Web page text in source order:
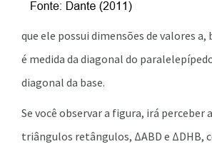
que ele possui dimensões de valores a,
é medida da diagonal do
diagonal da base.
Se você observar a figura, irá perceber
triângulos retângulos, ΔABD e ΔDHB,